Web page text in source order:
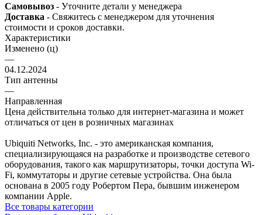
Самовывоз - Уточните детали у менеджера
Доставка - Свяжитесь с менеджером для уточнения
стоимости и сроков доставки.
Характеристики
Изменено (ц)
—
04.12.2024
Тип антенны
—
Направленная
Цена действительна только для интернет-магазина и может
отличаться от цен в розничных магазинах
Ubiquiti Networks, Inc. - это американская компания,
специализирующаяся на разработке и производстве сетевого
оборудования, такого как маршрутизаторы, точки доступа Wi-
Fi, коммутаторы и другие сетевые устройства. Она была
основана в 2005 году Робертом Пера, бывшим инженером
компании Apple.
Все товары категории